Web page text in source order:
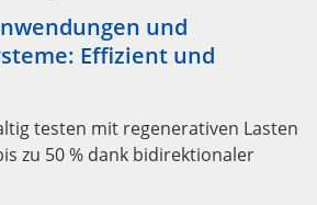
und
Effizient und
testen mit regenerativen Lasten
zu 50 % dank bidirektionaler